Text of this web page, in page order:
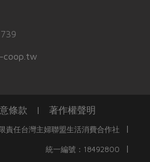
coop.tw
條款 | 著作權聲明
責任台灣主婦聯盟生活消費合作社 |
統一編號：18492800 |